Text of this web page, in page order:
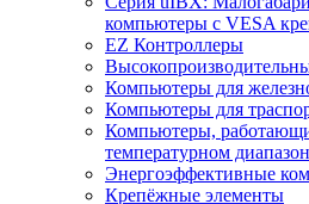
компьютеры с VESA
EZ Контроллеры
Компьютеры для
Компьютеры для
Компьютеры,
температурном
Энергоэффективные
Крепёжные элементы